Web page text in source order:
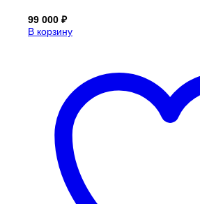
99 000 ₽
В корзину